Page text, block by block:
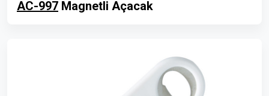
AC-997 Magnetli Açacak